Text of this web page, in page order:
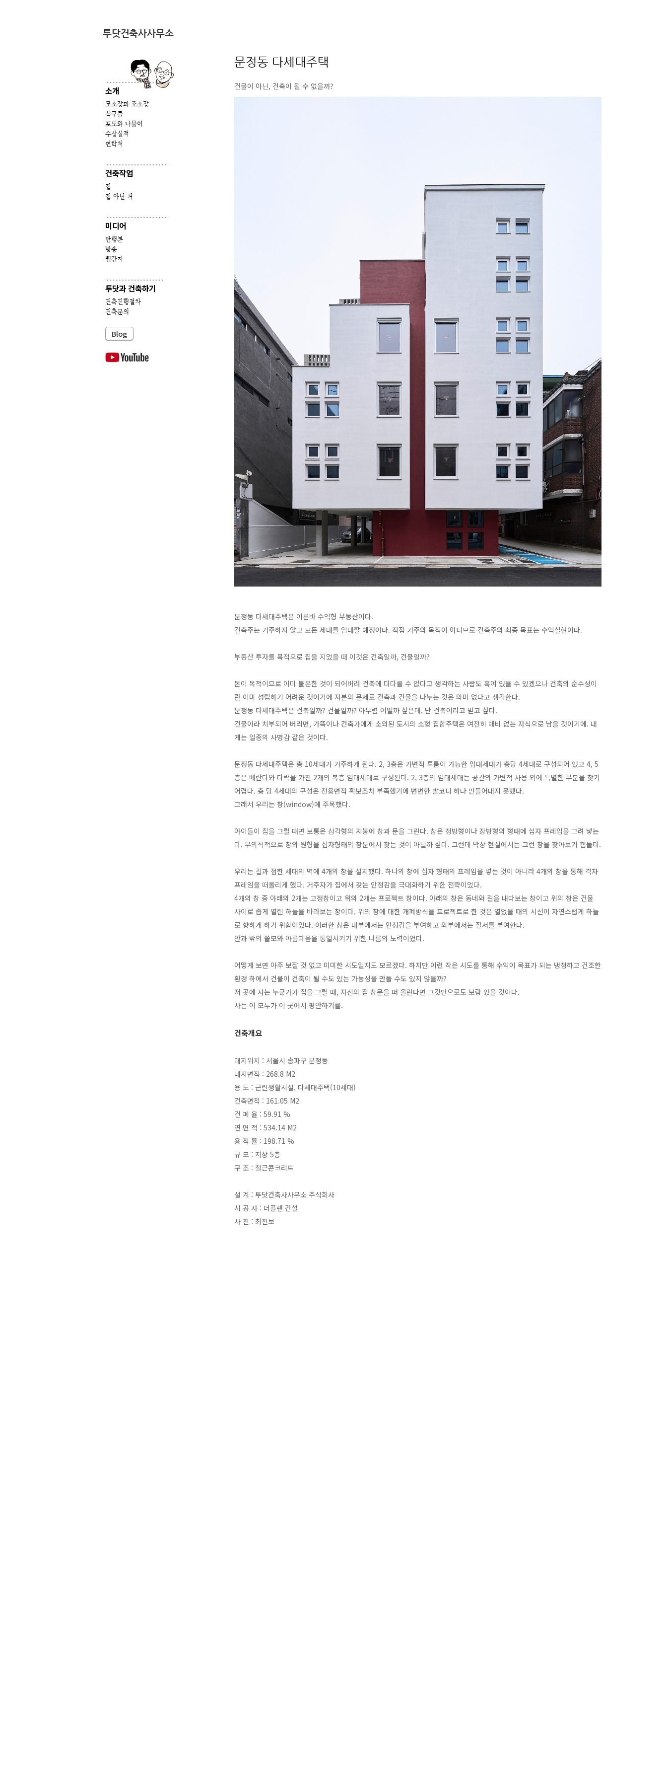
투닷건축사사무소
..........................................
소개
모소장과 조소장
식구들
포도와 나물이
수상실적
연락처
..........................................
건축작업
집
집 아닌 거
..........................................
미디어
단행본
방송
월간지
.......................................
투닷과 건축하기
건축진행절차
건축문의
Blog
문정동 다세대주택
건물이 아닌, 건축이 될 수 없을까?
문정동 다세대주택은 이른바 수익형 부동산이다.
건축주는 거주하지 않고 모든 세대를 임대할 예정이다. 직접 거주의 목적이 아니므로 건축주의 최종 목표는 수익실현이다.
부동산 투자를 목적으로 집을 지었을 때 이것은 건축일까, 건물일까?
돈이 목적이므로 이미 불온한 것이 되어버려 건축에 다다를 수 없다고 생각하는 사람도 혹여 있을 수 있겠으나 건축의 순수성이
란 이미 성립하기 어려운 것이기에 자본의 문제로 건축과 건물을 나누는 것은 의미 없다고 생각한다.
문정동 다세대주택은 건축일까? 건물일까? 아무렴 어떨까 싶은데, 난 건축이라고 믿고 싶다.
건물이라 치부되어 버리면, 가뜩이나 건축가에게 소외된 도시의 소형 집합주택은 여전히 애비 없는 자식으로 남을 것이기에. 내
게는 일종의 사명감 같은 것이다.
​문정동 다세대주택은 총 10세대가 거주하게 된다. 2, 3층은 가변적 투룸이 가능한 임대세대가 층당 4세대로 구성되어 있고 4, 5
층은 베란다와 다락을 가진 2개의 복층 임대세대로 구성된다. 2, 3층의 임대세대는 공간의 가변적 사용 외에 특별한 부분을 찾기
어렵다. 층 당 4세대의 구성은 전용면적 확보조차 부족했기에 변변한 발코니 하나 만들어내지 못했다.
그래서 우리는 창(window)에 주목했다.
아이들이 집을 그릴 때면 보통은 삼각형의 지붕에 창과 문을 그린다. 창은 정방형이나 장방형의 형태에 십자 프레임을 그려 넣는
다. 무의식적으로 창의 원형을 십자형태의 창문에서 찾는 것이 아닐까 싶다. 그런데 막상 현실에서는 그런 창을 찾아보기 힘들다.
우리는 길과 접한 세대의 벽에 4개의 창을 설치했다. 하나의 창에 십자 형태의 프레임을 넣는 것이 아니라 4개의 창을 통해 격자
프레임을 떠올리게 했다. 거주자가 집에서 갖는 안정감을 극대화하기 위한 전략이었다.
4개의 창 중 아래의 2개는 고정창이고 위의 2개는 프로젝트 창이다. 아래의 창은 동네와 길을 내다보는 창이고 위의 창은 건물
사이로 좁게 열린 하늘을 바라보는 창이다. 위의 창에 대한 개폐방식을 프로젝트로 한 것은 열었을 때의 시선이 자연스럽게 하늘
로 향하게 하기 위함이었다. 이러한 창은 내부에서는 안정감을 부여하고 외부에서는 질서를 부여한다.
안과 밖의 쓸모와 아름다움을 통일시키기 위한 나름의 노력이었다.
​어떻게 보면 아주 보잘 것 없고 미미한 시도일지도 모르겠다. 하지만 이런 작은 시도를 통해 수익이 목표가 되는 냉정하고 건조한
환경 하에서 건물이 건축이 될 수도 있는 가능성을 만들 수도 있지 않을까?
저 곳에 사는 누군가가 집을 그릴 때, 자신의 집 창문을 떠 올린다면 그것만으로도 보람 있을 것이다.
사는 이 모두가 이 곳에서 평안하기를.
건축개요
대지위치 : 서울시 송파구 문정동
대지면적 : 268.8 M2
용 도 : 근린생활시설, 다세대주택(10세대)
건축면적 : 161.05 M2
건 폐 율 : 59.91 %
연 면 적 : 534.14 M2
용 적 률 : 198.71 %
규 모 : 지상 5층
구 조 : 철근콘크리트
설 계 : 투닷건축사사무소 주식회사
시 공 사 : 더플랜 건설
사 진 : 최진보